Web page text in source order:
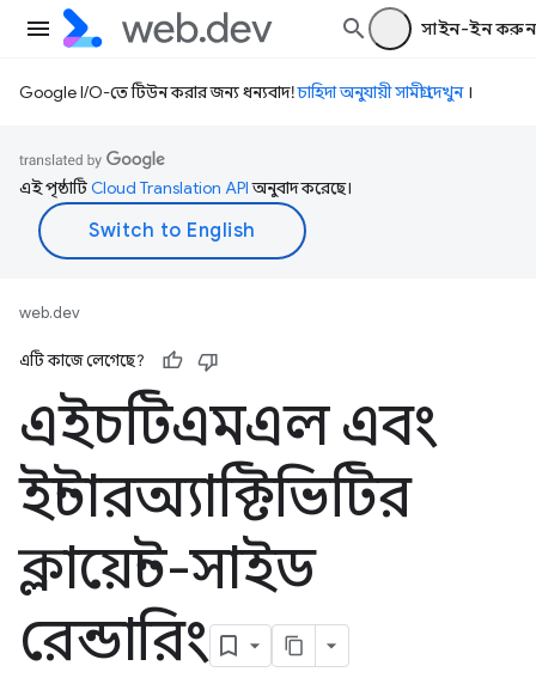
সাইন-ইন করুন
Google I/O-তে টিউন করার জন্য ধন্যবাদ!চাহিদা অনুযায়ী সামগ্রী দেখুন।
এই পৃষ্ঠাটিCloud Translation APIঅনুবাদ করেছে।
web.dev
এটি কাজে লেগেছে?
এইচটিএমএল এবং
ইন্টারঅ্যাক্টিভিটির
ক্লায়েন্ট-সাইড
রেন্ডারিং